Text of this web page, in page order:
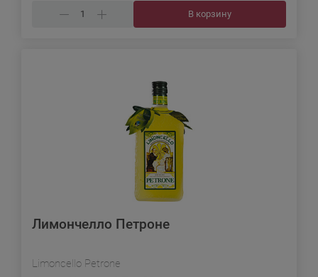
В корзину
Лимончелло Петроне
Limoncello Petrone